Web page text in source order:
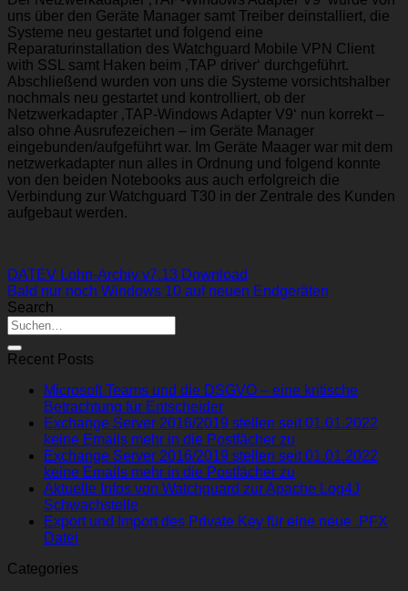
uns über den Geräte Manager samt Treiber deinstalliert, die
Systeme neu gestartet und folgend eine
Reparaturinstallation des Watchguard Mobile VPN Client
with SSL samt Haken beim ‚TAP driver‘ durchgeführt.
Abschließend wurden von uns die Systeme vorsichtshalber
nochmals neu gestartet und kontrolliert, ob der
Netzwerkadapter ‚TAP-Windows Adapter V9‘ nun korrekt –
also ohne Ausrufezeichen – im Geräte Manager
eingebunden/aufgeführt war. Im Geräte Maager war mit dem
netzwerkadapter nun alles in Ordnung und folgend konnte
von den beiden Notebooks aus auch erfolgreich die
Verbindung zur Watchguard T30 in der Zentrale des Kunden
aufgebaut werden.
DATEV Lohn-Archiv v7.13 Download
Bald nur noch Windows 10 auf neuen Endgeräten
Search
Recent Posts
Microsoft Teams und die DSGVO – eine kritische
Betrachtung für Entscheider
Exchange Server 2016/2019 stellen seit 01.01.2022
keine Emails mehr in die Postfächer zu
Exchange Server 2016/2019 stellen seit 01.01.2022
keine Emails mehr in die Postfächer zu
Aktuelle Infos von Watchguard zur Apache Log4J
Schwachstelle
Export und Import des Private Key für eine neue .PFX
Datei
Categories